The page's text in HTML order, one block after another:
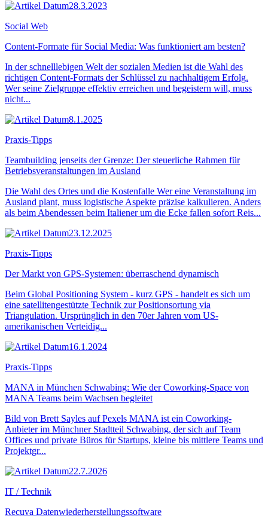
28.3.2023
Social Web
Content-Formate für Social Media: Was funktioniert am besten?
In der schnelllebigen Welt der sozialen Medien ist die Wahl des
richtigen Content-Formats der Schlüssel zu nachhaltigem Erfolg.
Wer seine Zielgruppe effektiv erreichen und begeistern will, muss
nicht...
8.1.2025
Praxis-Tipps
Teambuilding jenseits der Grenze: Der steuerliche Rahmen für
Betriebsveranstaltungen im Ausland
Die Wahl des Ortes und die Kostenfalle Wer eine Veranstaltung im
Ausland plant, muss logistische Aspekte präzise kalkulieren. Anders
als beim Abendessen beim Italiener um die Ecke fallen sofort Reis...
23.12.2025
Praxis-Tipps
Der Markt von GPS-Systemen: überraschend dynamisch
Beim Global Positioning System - kurz GPS - handelt es sich um
eine satellitengestützte Technik zur Positionsortung via
Triangulation. Ursprünglich in den 70er Jahren vom US-
amerikanischen Verteidig...
16.1.2024
Praxis-Tipps
MANA in München Schwabing: Wie der Coworking-Space von
MANA Teams beim Wachsen begleitet
Bild von Brett Sayles auf Pexels MANA ist ein Coworking-
Anbieter im Münchner Stadtteil Schwabing, der sich auf Team
Offices und private Büros für Startups, kleine bis mittlere Teams und
Projektgr...
22.7.2026
IT / Technik
Recuva Datenwiederherstellungssoftware